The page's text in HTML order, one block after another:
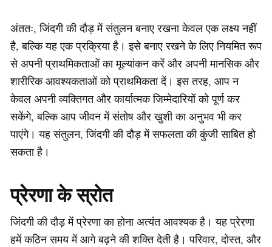
अंततः, जिंदगी की दौड़ में संतुलन बनाए रखना केवल एक लक्ष्य नहीं
है, बल्कि यह एक प्रक्रिया है। इसे बनाए रखने के लिए नियमित रूप
से अपनी प्राथमिकताओं का मूल्यांकन करें और अपनी मानसिक और
शारीरिक आवश्यकताओं को प्राथमिकता दें। इस तरह, आप न
केवल अपनी व्यक्तिगत और कार्यात्मक जिम्मेदारियों को पूर्ण कर
सकेंगे, बल्कि आप जीवन में संतोष और खुशी का अनुभव भी कर
पाएंगे। यह संतुलन, जिंदगी की दौड़ में सफलता की कुंजी साबित हो
सकता है।
प्रेरणा के स्रोत
जिंदगी की दौड़ में प्रेरणा का होना अत्यंत आवश्यक है। यह प्रेरणा
हमें कठिन समय में आगे बढ़ने की शक्ति देती है। परिवार, दोस्त, और